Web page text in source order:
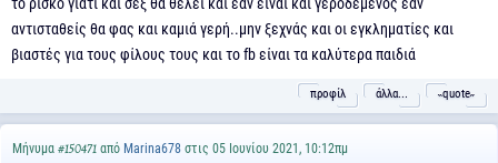
το ρίσκο γιατί και σεξ θα θέλει και εάν είναι και γεροδεμένος εάν
αντισταθείς θα φας και καμιά γερή..μην ξεχνάς και οι εγκληματίες και
βιαστές για τους φίλους τους και το fb είναι τα καλύτερα παιδιά
προφίλ άλλα... ˵quote˶
Μήνυμα #150471 από Marina678 στις 05 Ιουνίου 2021, 10:12πμ